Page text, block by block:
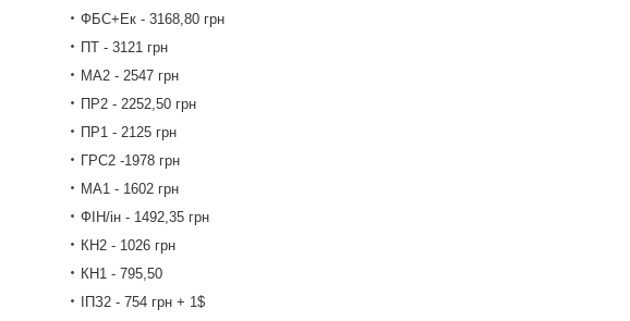
ФБС+Ек - 3168,80 грн
ПТ - 3121 грн
МА2 - 2547 грн
ПР2 - 2252,50 грн
ПР1 - 2125 грн
ГРС2 -1978 грн
МА1 - 1602 грн
ФІН/ін - 1492,35 грн
КН2 - 1026 грн
КН1 - 795,50
ІПЗ2 - 754 грн + 1$